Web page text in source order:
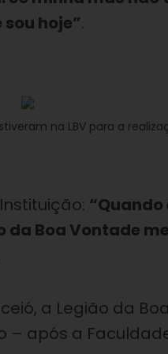
hoje”.
na LBV para a
“Quando
Boa Vontade
a Legião da
– após a